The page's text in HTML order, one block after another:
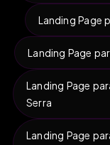
Landing Page
Landing Page
Landing Page
Serra
Landing Page